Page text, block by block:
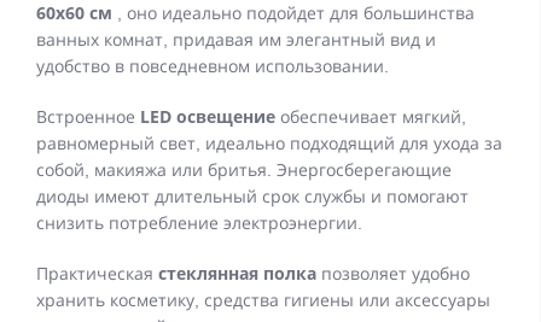
60x60 см , оно идеально подойдет для большинства
ванных комнат, придавая им элегантный вид и
удобство в повседневном использовании.
Встроенное LED освещение обеспечивает мягкий,
равномерный свет, идеально подходящий для ухода за
собой, макияжа или бритья. Энергосберегающие
диоды имеют длительный срок службы и помогают
снизить потребление электроэнергии.
Практическая стеклянная полка позволяет удобно
хранить косметику, средства гигиены или аксессуары